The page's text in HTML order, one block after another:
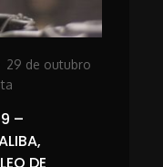
29 de outubro
–